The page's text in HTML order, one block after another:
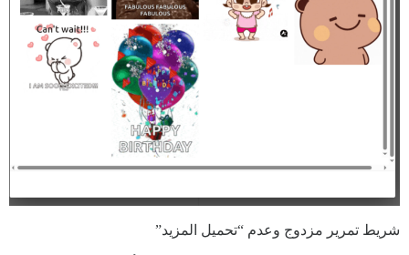
شريط تمرير مزدوج وعدم “تحميل المزيد”